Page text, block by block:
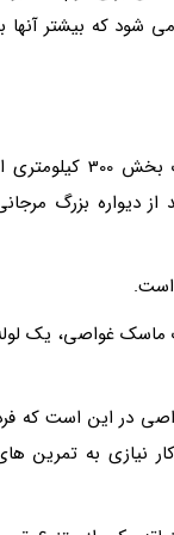
شود که بیشتر آنها
این دیواره مرجانی، مجموعه ای از آب سنگ های مرجانی در ساحل بلیز است. این دیواره در واقع یک بخش 300
میانه، 900 کیلومتر طول دارد و بعد از دیواره بزرگ
است.
ماسک غواصی، یک
در این است که
نیازی به تمرین